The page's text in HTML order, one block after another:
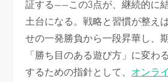
証する——この3点が、継続的に
土台になる。戦略と習慣が整え
せの一発勝負から一段昇華し、
「勝ち目のある遊び方」に変わ
するための指針として、 オンラ